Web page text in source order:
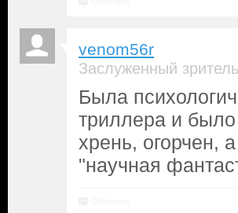
venom56r
Заслуженный зритель
Была
триллера и было
хрень, огорчен,
"научная